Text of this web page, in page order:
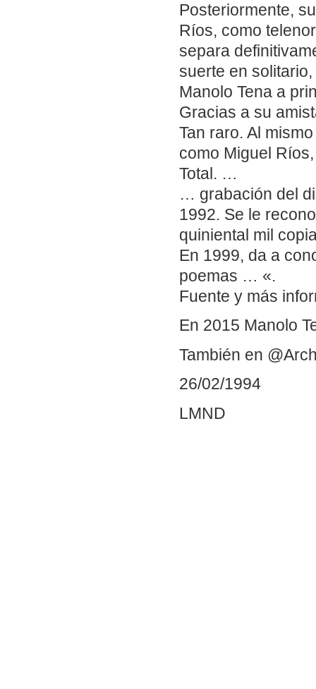
Posteriormente,
Ríos, como
separa
suerte en
Manolo Tena a
Gracias a su
Tan raro. Al
como Miguel
Total. …
… grabación del
1992. Se le
quiniental mil
En 1999, da a
poemas … «.
Fuente y más
En 2015 Manolo
También en
26/02/1994
LMND